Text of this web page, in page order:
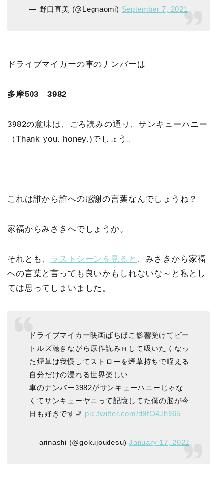
— 野口直美 (@Legnaomi) September 7, 2021
ドライブマイカーの車のナンバーは
多摩503 3982
3982の意味は、ごろ読みの通り、サンキューハニー
（Thank you, honey.)でしょう。
これは誰から誰への感謝の言葉なんでしょうね？
家福からみさきへでしょうか。
それとも、 ラストシーンを見ると 、みさきから家福
への言葉と言っても良いかもしれないな～と私とし
ては思ってしまいました。
ドライブマイカー映画ばちぼこ影響受けてビー
トルズ聴きながら原作読み直して吸いたくなっ
た煙草は我慢してストローを煙草持ちで咥える
自分だけの浸れる世界楽しい
車のナンバー3982がサンキューハニーじゃな
くてサンキューヤニって記憶してた僕の脳が今
日も好きです🚬 pic.twitter.com/d9fO4Jh965
— arinashi (@gokujoudesu)January 17, 2022